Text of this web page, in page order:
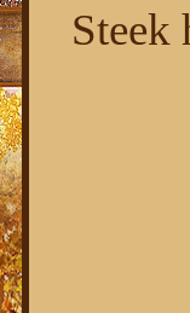
Steek